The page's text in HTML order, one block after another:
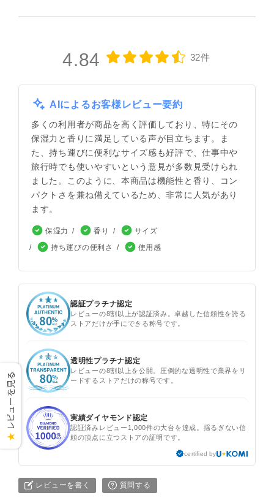
4.84 32件
AIによるお客様レビュー要約
多くの利用者が商品を高く評価しており、特にその
保湿力と香りに満足している声が目立ちます。ま
た、持ち運びに便利なサイズ感も好評で、仕事中や
旅行時でも使いやすいという意見が多数見受けられ
ました。このように、本商品は機能性と香り、コン
パクトさを兼ね備えているため、非常に人気があり
ます。
保湿力 香り
サイズ
持ち運びの便利さ
使用感
認証プラチナ認定
レビューの8割以上が認証済み。卓越した信頼性を誇る
ストアだけが手にできる称号です。
透明性プラチナ認定
レビューの8割以上を公開。圧倒的な透明性で業界をリ
ードするストアだけの称号です。
実績ダイヤモンド認定
認証済みレビュー1,000件の大台を達成。揺るぎない信
頼の頂点に立つストアの証明です。
certified by
レビューを書く 質問する
★
レビューを見る